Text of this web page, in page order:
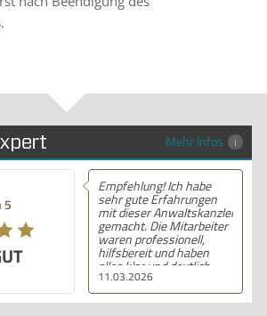
Mehr Infos
5
11.03.2026
Empfehlung! Ich habe
sehr gute Erfahrungen
mit dieser Anwaltskanzlei
gemacht. Die Mitarbeiter
waren professionell,
hilfsbereit und haben
alles klar und deutlich
erklärt. Ich bin mit der
Beratung sehr zufrieden
und kann ihre